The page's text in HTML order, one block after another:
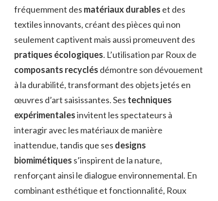
fréquemment des matériaux durables et des
textiles innovants, créant des pièces qui non
seulement captivent mais aussi promeuvent des
pratiques écologiques. L’utilisation par Roux de
composants recyclés démontre son dévouement
à la durabilité, transformant des objets jetés en
œuvres d’art saisissantes. Ses techniques
expérimentalesinvitent les spectateurs à
interagir avec les matériaux de manière
inattendue, tandis que ses designs
biomimétiques s’inspirent de la nature,
renforçant ainsi le dialogue environnemental. En
combinant esthétique et fonctionnalité, Roux